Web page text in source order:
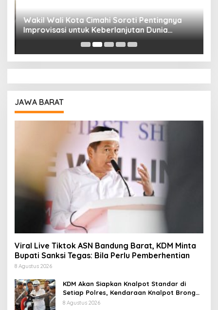
Wakil Wali Kota Cimahi Soroti Pentingnya
Improvisasi untuk Keberlanjutan Dunia
Pendidikan
JAWA BARAT
Viral Live Tiktok ASN Bandung Barat, KDM Minta
Bupati Sanksi Tegas: Bila Perlu Pemberhentian
8 Agustus 2026
KDM Akan Siapkan Knalpot Standar di
Setiap Polres, Kendaraan Knalpot Brong
Tertangkap Langsung Ganti
8 Agustus 2026